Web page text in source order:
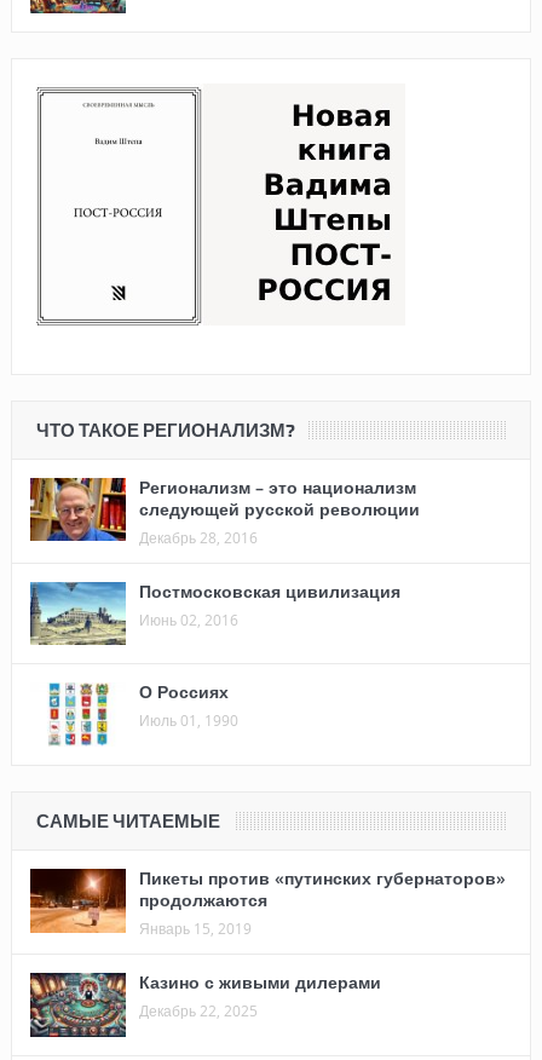
ЧТО ТАКОЕ РЕГИОНАЛИЗМ?
Регионализм – это национализм
следующей русской революции
Декабрь 28, 2016
Постмосковская цивилизация
Июнь 02, 2016
О Россиях
Июль 01, 1990
САМЫЕ ЧИТАЕМЫЕ
Пикеты против «путинских губернаторов»
продолжаются
Январь 15, 2019
Казино с живыми дилерами
Декабрь 22, 2025